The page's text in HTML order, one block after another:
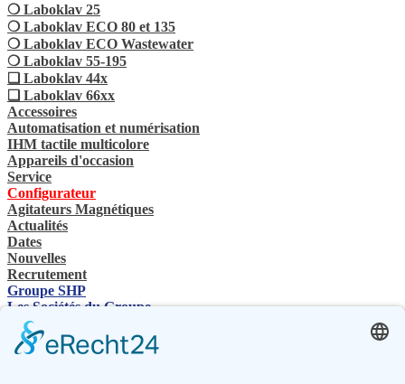
❍ Laboklav 25
❍ Laboklav ECO 80 et 135
❍ Laboklav ECO Wastewater
❍ Laboklav 55-195
❏ Laboklav 44x
❏ Laboklav 66xx
Accessoires
Automatisation et numérisation
IHM tactile multicolore
Appareils d'occasion
Service
Configurateur
Agitateurs Magnétiques
Actualités
Dates
Nouvelles
Recrutement
Groupe SHP
Les Sociétés du Groupe
Contacts
Nous contactez
Revendeurs spécialisés